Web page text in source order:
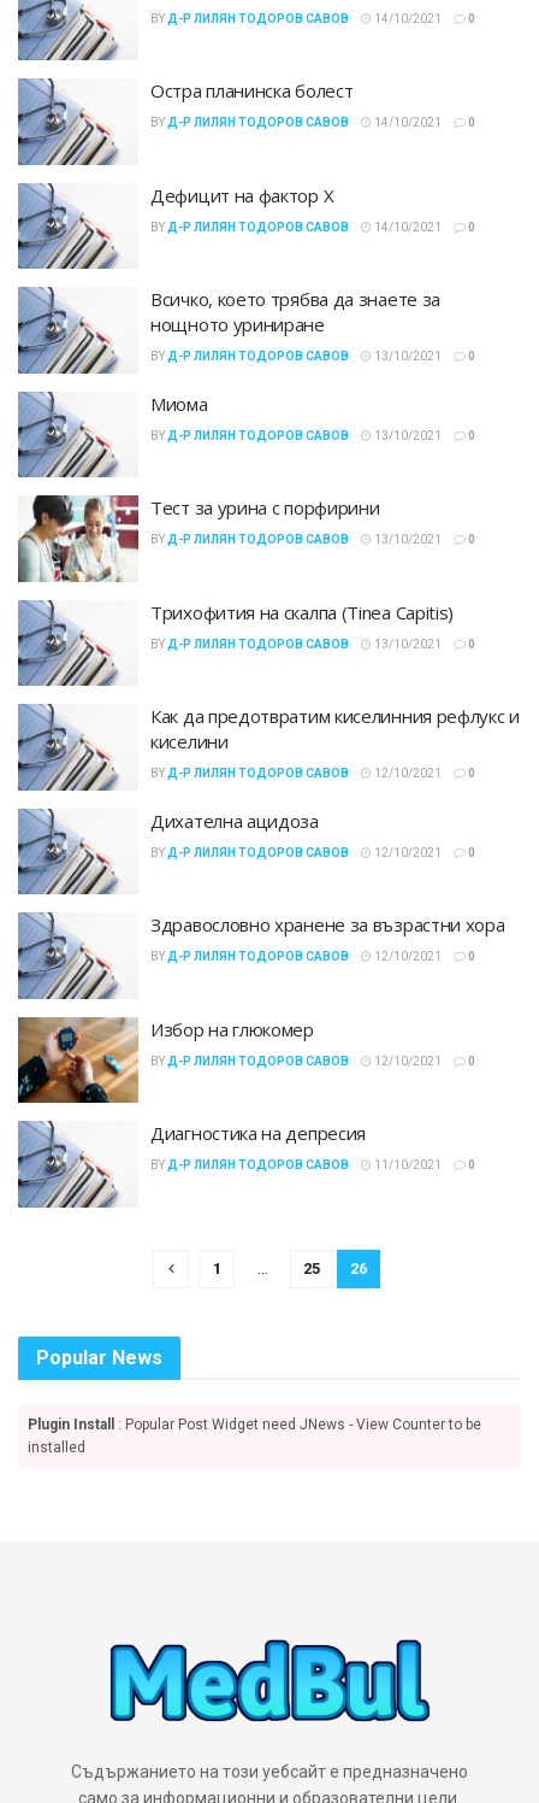
BY Д-Р ЛИЛЯН ТОДОРОВ САВОВ 14/10/2021 0
Остра планинска болест
BY Д-Р ЛИЛЯН ТОДОРОВ САВОВ 14/10/2021 0
Дефицит на фактор X
BY Д-Р ЛИЛЯН ТОДОРОВ САВОВ 14/10/2021 0
Всичко, което трябва да знаете за
нощното уриниране
BY Д-Р ЛИЛЯН ТОДОРОВ САВОВ 13/10/2021 0
Миома
BY Д-Р ЛИЛЯН ТОДОРОВ САВОВ 13/10/2021 0
Тест за урина с порфирини
BY Д-Р ЛИЛЯН ТОДОРОВ САВОВ 13/10/2021 0
Трихофития на скалпа (Tinea Capitis)
BY Д-Р ЛИЛЯН ТОДОРОВ САВОВ 13/10/2021 0
Как да предотвратим киселинния рефлукс и
киселини
BY Д-Р ЛИЛЯН ТОДОРОВ САВОВ 12/10/2021 0
Дихателна ацидоза
BY Д-Р ЛИЛЯН ТОДОРОВ САВОВ 12/10/2021 0
Здравословно хранене за възрастни хора
BY Д-Р ЛИЛЯН ТОДОРОВ САВОВ 12/10/2021 0
Избор на глюкомер
BY Д-Р ЛИЛЯН ТОДОРОВ САВОВ 12/10/2021 0
Диагностика на депресия
BY Д-Р ЛИЛЯН ТОДОРОВ САВОВ 11/10/2021 0
1 25 26
Popular News
Plugin Install
: Popular Post Widget need JNews - View Counter to be
installed
Съдържанието на този уебсайт е предназначено
само за информационни и образователни цели.